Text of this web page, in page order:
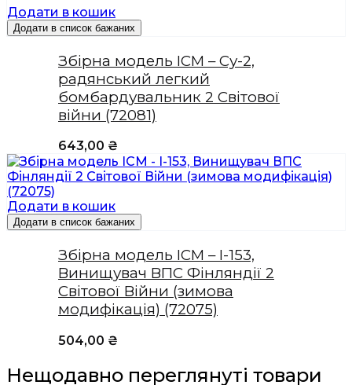
Додати в кошик
Додати в список бажаних
Збірна модель ICM – Су-2,
радянський легкий
бомбардувальник 2 Світової
війни (72081)
643,00 ₴
Додати в кошик
Додати в список бажаних
Збірна модель ICM – І-153,
Винищувач ВПС Фінляндії 2
Світової Війни (зимова
модифікація) (72075)
504,00 ₴
Нещодавно переглянуті товари